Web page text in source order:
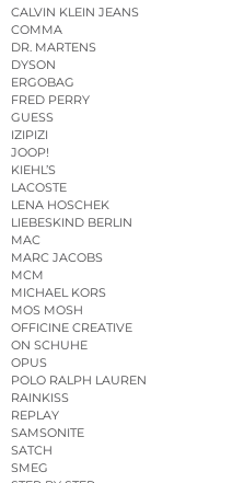
CALVIN KLEIN JEANS
COMMA
DR. MARTENS
DYSON
ERGOBAG
FRED PERRY
GUESS
IZIPIZI
JOOP!
KIEHL’S
LACOSTE
LENA HOSCHEK
LIEBESKIND BERLIN
MAC
MARC JACOBS
MCM
MICHAEL KORS
MOS MOSH
OFFICINE CREATIVE
ON SCHUHE
OPUS
POLO RALPH LAUREN
RAINKISS
REPLAY
SAMSONITE
SATCH
SMEG